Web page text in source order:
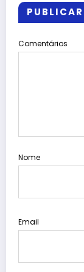
Comentários
Nome
Email